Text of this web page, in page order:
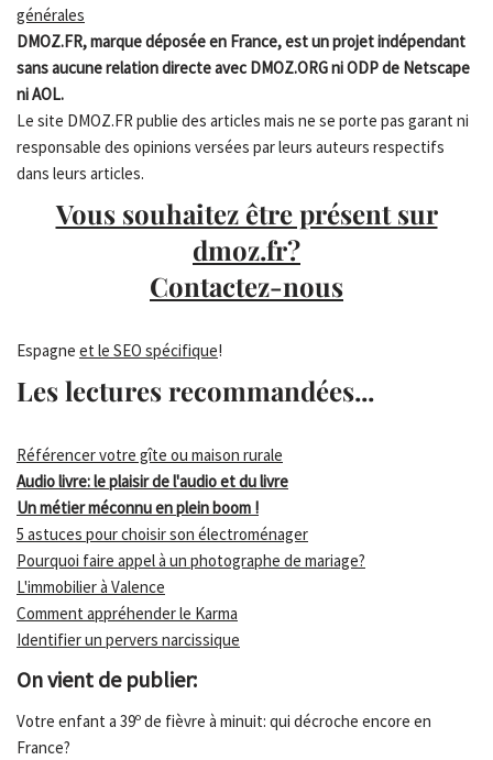
générales
DMOZ.FR, marque déposée en France, est un projet indépendant
sans aucune relation directe avec DMOZ.ORG ni ODP de Netscape
ni AOL.
Le site DMOZ.FR publie des articles mais ne se porte pas garant ni
responsable des opinions versées par leurs auteurs respectifs
dans leurs articles.
Vous souhaitez être présent sur
dmoz.fr?
Contactez-nous
Espagne et le SEO spécifique!
Les lectures recommandées...
Référencer votre gîte ou maison rurale
Audio livre: le plaisir de l'audio et du livre
Un métier méconnu en plein boom !
5 astuces pour choisir son électroménager
Pourquoi faire appel à un photographe de mariage?
L'immobilier à Valence
Comment appréhender le Karma
Identifier un pervers narcissique
On vient de publier:
Votre enfant a 39º de fièvre à minuit: qui décroche encore en
France?